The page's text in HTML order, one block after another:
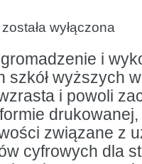
Czy
e-
są dla
każdego?
Ewaluacja
akademickich
platform
e-
booków
została wyłączona
i
szkół wyższych
i powoli
związane z
cyfrowych dla